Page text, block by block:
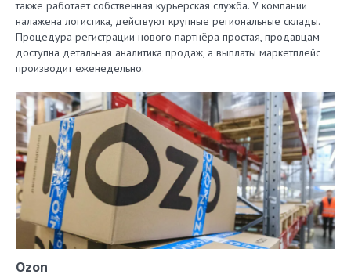
также работает собственная курьерская служба. У компании
налажена логистика, действуют крупные региональные склады.
Процедура регистрации нового партнёра простая, продавцам
доступна детальная аналитика продаж, а выплаты маркетплейс
производит еженедельно.
Ozon